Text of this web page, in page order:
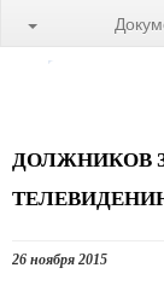
ДОЛЖНИКОВ
26 ноября 2015